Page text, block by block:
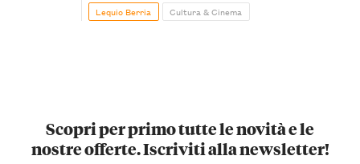
Lequio Berria Cultura & Cinema
Scopri per primo tutte le novità e le
nostre offerte. Iscriviti alla newsletter!